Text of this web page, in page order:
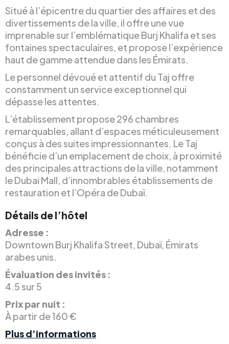
Situé à l’épicentre du quartier des affaires et des
divertissements de la ville, il offre une vue
imprenable sur l’emblématique Burj Khalifa et ses
fontaines spectaculaires, et propose l’expérience
haut de gamme attendue dans les Émirats.
Le personnel dévoué et attentif du Taj offre
constamment un service exceptionnel qui
dépasse les attentes.
L’établissement propose 296 chambres
remarquables, allant d’espaces méticuleusement
conçus à des suites impressionnantes. Le Taj
bénéficie d’un emplacement de choix, à proximité
des principales attractions de la ville, notamment
le Dubai Mall, d’innombrables établissements de
restauration et l’Opéra de Dubaï.
Détails de l’hôtel
Adresse :
Downtown Burj Khalifa Street, Dubaï, Émirats
arabes unis.
Évaluation des invités :
4.5 sur 5
Prix par nuit :
À partir de 160 €
Plus d’informations